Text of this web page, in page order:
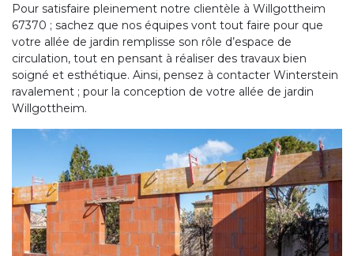
Pour satisfaire pleinement notre clientèle à Willgottheim
67370 ; sachez que nos équipes vont tout faire pour que
votre allée de jardin remplisse son rôle d’espace de
circulation, tout en pensant à réaliser des travaux bien
soigné et esthétique. Ainsi, pensez à contacter Winterstein
ravalement ; pour la conception de votre allée de jardin
Willgottheim.